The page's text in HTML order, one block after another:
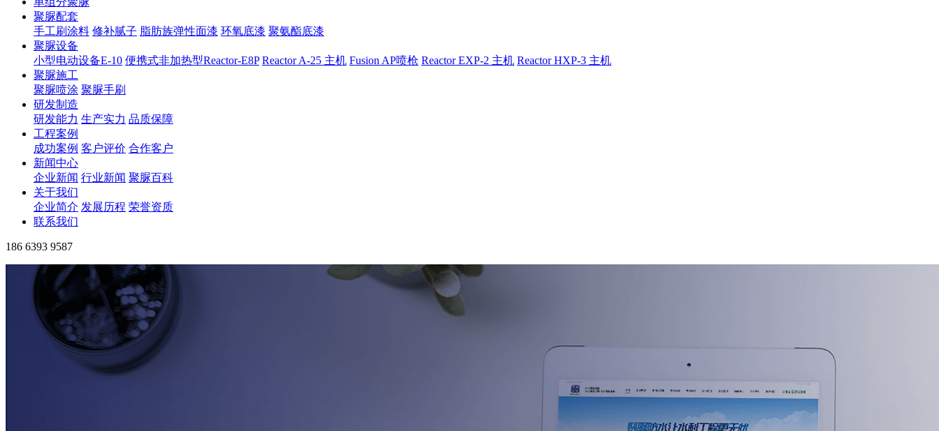
聚脲配套
手工刷涂料 修补腻子 脂肪族弹性面漆 环氧底漆 聚氨酯底漆
聚脲设备
小型电动设备E-10 便携式非加热型Reactor-E8P Reactor A-25 主机 Fusion AP喷枪 Reactor EXP-2 主机 Reactor HXP-3 主机
聚脲施工
聚脲喷涂 聚脲手刷
研发制造
研发能力 生产实力 品质保障
工程案例
成功案例 客户评价 合作客户
新闻中心
企业新闻 行业新闻 聚脲百科
关于我们
企业简介 发展历程 荣誉资质
联系我们
186 6393 9587